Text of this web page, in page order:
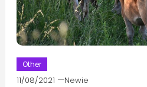
Other
11/08/2021 Newie